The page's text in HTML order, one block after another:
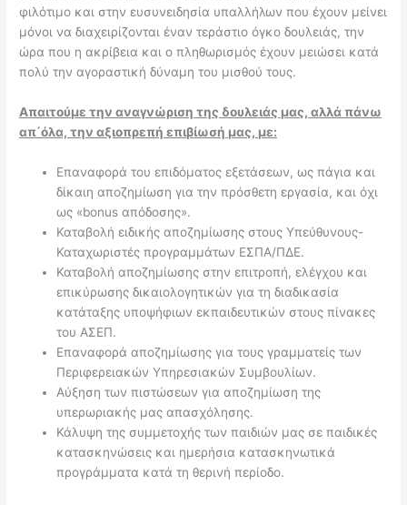
φιλότιμο και στην ευσυνειδησία υπαλλήλων που έχουν μείνει
μόνοι να διαχειρίζονται έναν τεράστιο όγκο δουλειάς, την
ώρα που η ακρίβεια και ο πληθωρισμός έχουν μειώσει κατά
πολύ την αγοραστική δύναμη του μισθού τους.
Απαιτούμε την αναγνώριση της δουλειάς μας, αλλά πάνω
απ΄όλα, την αξιοπρεπή επιβίωσή μας, με:
Επαναφορά του επιδόματος εξετάσεων, ως πάγια και
δίκαιη αποζημίωση για την πρόσθετη εργασία, και όχι
ως «bonus απόδοσης».
Καταβολή ειδικής αποζημίωσης στους Υπεύθυνους-
Καταχωριστές προγραμμάτων ΕΣΠΑ/ΠΔΕ.
Καταβολή αποζημίωσης στην επιτροπή, ελέγχου και
επικύρωσης δικαιολογητικών για τη διαδικασία
κατάταξης υποψήφιων εκπαιδευτικών στους πίνακες
του ΑΣΕΠ.
Επαναφορά αποζημίωσης για τους γραμματείς των
Περιφερειακών Υπηρεσιακών Συμβουλίων.
Αύξηση των πιστώσεων για αποζημίωση της
υπερωριακής μας απασχόλησης.
Κάλυψη της συμμετοχής των παιδιών μας σε παιδικές
κατασκηνώσεις και ημερήσια κατασκηνωτικά
προγράμματα κατά τη θερινή περίοδο.